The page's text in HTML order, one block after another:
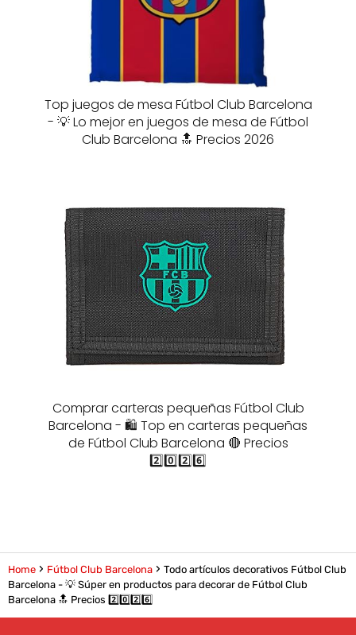
Top juegos de mesa Fútbol Club Barcelona
- 💡 Lo mejor en juegos de mesa de Fútbol
Club Barcelona 🔝 Precios 2026
Comprar carteras pequeñas Fútbol Club
Barcelona - 🛍️ Top en carteras pequeñas
de Fútbol Club Barcelona 🔴 Precios
2️⃣0️⃣2️⃣6️⃣
Home Fútbol Club Barcelona
Todo artículos decorativos Fútbol Club
Barcelona - 💡 Súper en productos para decorar de Fútbol Club
Barcelona 🔝 Precios 2️⃣0️⃣2️⃣6️⃣